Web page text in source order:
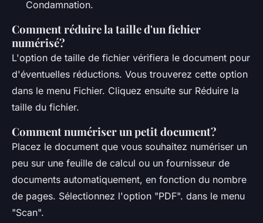
Condamnation.
Comment réduire la taille d'un fichier
numérisé?
L'option de taille de fichier vérifiera le document pour
d'éventuelles réductions. Vous trouverez cette option
dans le menu Fichier. Cliquez ensuite sur Réduire la
taille du fichier.
Comment numériser un petit document?
Placez le document que vous souhaitez numériser un
peu sur une feuille de calcul ou un fournisseur de
documents automatiquement, en fonction du nombre
de pages. Sélectionnez l'option "PDF". dans le menu
"Scan".